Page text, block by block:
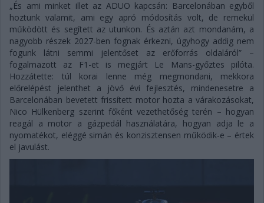
„És ami minket illet az ADUO kapcsán: Barcelonában egyből
hoztunk valamit, ami egy apró módosítás volt, de remekül
működött és segített az utunkon. És aztán azt mondanám, a
nagyobb részek 2027-ben fognak érkezni, úgyhogy addig nem
fogunk látni semmi jelentőset az erőforrás oldaláról” –
fogalmazott az F1-et is megjárt Le Mans-győztes pilóta.
Hozzátette: túl korai lenne még megmondani, mekkora
előrelépést jelenthet a jövő évi fejlesztés, mindenesetre a
Barcelonában bevetett frissített motor hozta a várakozásokat,
Nico Hülkenberg szerint főként vezethetőség terén – hogyan
reagál a motor a gázpedál használatára, hogyan adja le a
nyomatékot, eléggé simán és konzisztensen működik-e – értek
el javulást.